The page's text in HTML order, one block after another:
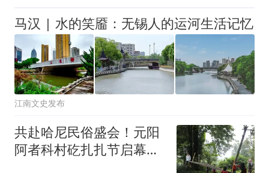
马汉 | 水的笑靥：无锡人的运河生活记忆
江南文史发布
共赴哈尼民俗盛会！元阳
阿者科村矻扎扎节启幕，